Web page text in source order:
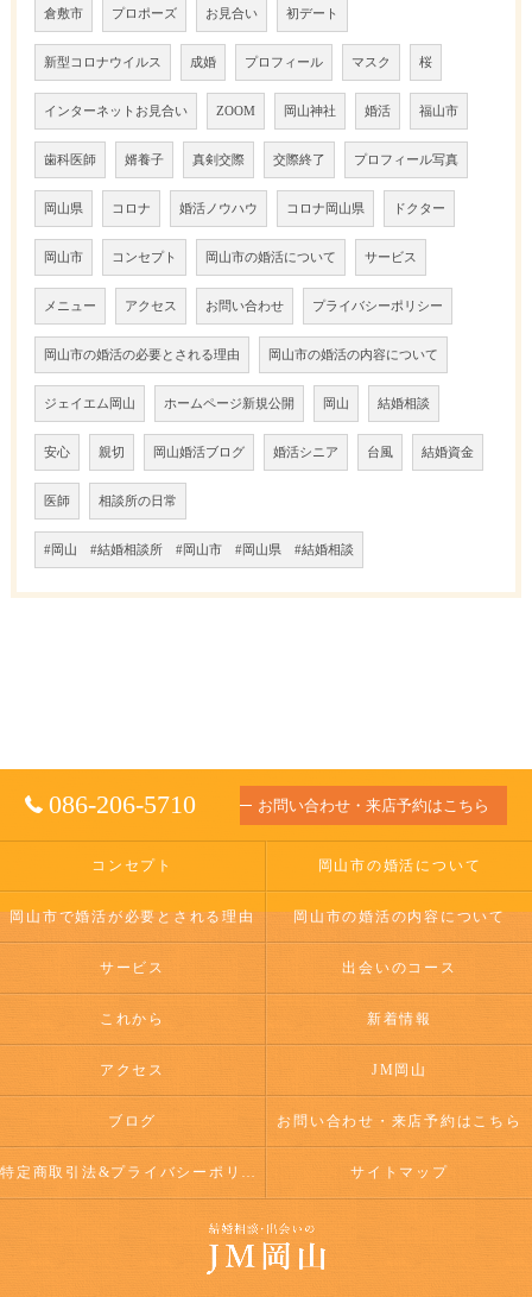
倉敷市 プロポーズ お見合い 初デート
新型コロナウイルス 成婚 プロフィール マスク 桜
インターネットお見合い ZOOM 岡山神社 婚活 福山市
歯科医師 婿養子 真剣交際 交際終了 プロフィール写真
岡山県 コロナ 婚活ノウハウ コロナ岡山県 ドクター
岡山市 コンセプト 岡山市の婚活について サービス
メニュー アクセス お問い合わせ プライバシーポリシー
岡山市の婚活の必要とされる理由 岡山市の婚活の内容について
ジェイエム岡山 ホームページ新規公開 岡山 結婚相談
安心 親切 岡山婚活ブログ 婚活シニア 台風 結婚資金
医師 相談所の日常
#岡山 #結婚相談所 #岡山市 #岡山県 #結婚相談
086-206-5710 お問い合わせ・来店予約はこちら
コンセプト 岡山市の婚活について
岡山市で婚活が必要とされる理由 岡山市の婚活の内容について
サービス 出会いのコース
これから 新着情報
アクセス JM岡山
ブログ お問い合わせ・来店予約はこちら
特定商取引法&プライバシーポリシー サイトマップ